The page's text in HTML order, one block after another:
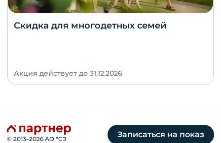
Скидка для многодетных семей
Акция действует до 31.12.2026
© 2013–2026 АО "СЗ
Записаться на показ